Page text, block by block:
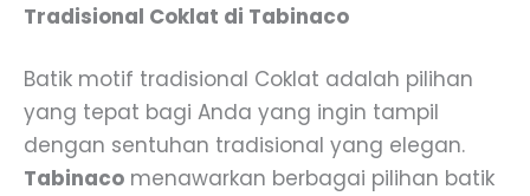
Tradisional Coklat di Tabinaco
Batik motif tradisional Coklat adalah pilihan
yang tepat bagi Anda yang ingin tampil
dengan sentuhan tradisional yang elegan.
Tabinaco menawarkan berbagai pilihan batik